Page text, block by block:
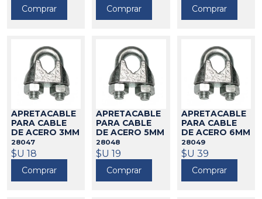
Comprar Comprar Comprar
APRETACABLE
PARA CABLE
DE ACERO 3MM
28047
$U 18
Comprar
APRETACABLE
PARA CABLE
DE ACERO 5MM
28048
$U 19
Comprar
APRETACABLE
PARA CABLE
DE ACERO 6MM
28049
$U 39
Comprar